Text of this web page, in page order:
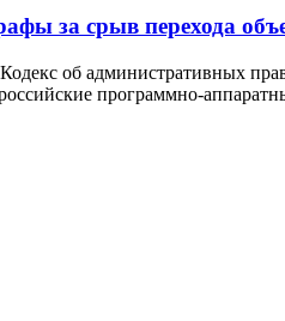
за срыв перехода
об административных
программно-